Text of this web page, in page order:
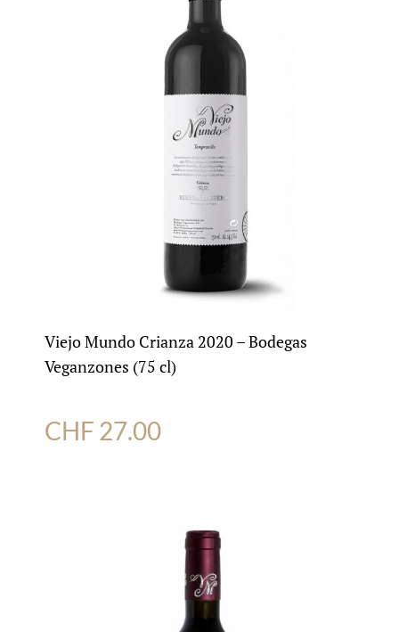
Viejo Mundo Crianza 2020 – Bodegas
Veganzones (75 cl)
CHF 27.00